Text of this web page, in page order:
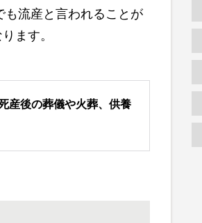
も流産と言われることが
ます。
産後の葬儀や火葬、供養